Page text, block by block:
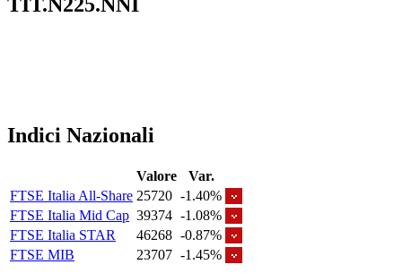
Indici Nazionali
Valore
Var.
FTSE Italia All-Share 25720 -1.40%
FTSE Italia Mid Cap 39374 -1.08%
FTSE Italia STAR
46268 -0.87%
FTSE MIB
23707 -1.45%